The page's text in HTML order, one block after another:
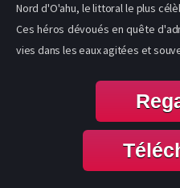
Nord d'O'ahu, le littoral le plus
Ces héros dévoués en quête
vies dans les eaux agitées et